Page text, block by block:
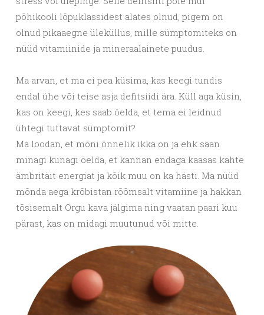
põhikooli lõpuklassidest alates olnud, pigem on
olnud pikaaegne üleküllus, mille sümptomiteks on
nüüd vitamiinide ja mineraalainete puudus.
Ma arvan, et ma ei pea küsima, kas keegi tundis
endal ühe või teise asja defitsiidi ära. Küll aga küsin,
kas on keegi, kes saab öelda, et tema ei leidnud
ühtegi tuttavat sümptomit?
Ma loodan, et mõni õnnelik ikka on ja ehk saan
minagi kunagi öelda, et kannan endaga kaasas kahte
ämbritäit energiat ja kõik muu on ka hästi. Ma nüüd
mõnda aega krõbistan rõõmsalt vitamiine ja hakkan
tõsisemalt Orgu kava jälgima ning vaatan paari kuu
pärast, kas on midagi muutunud või mitte.